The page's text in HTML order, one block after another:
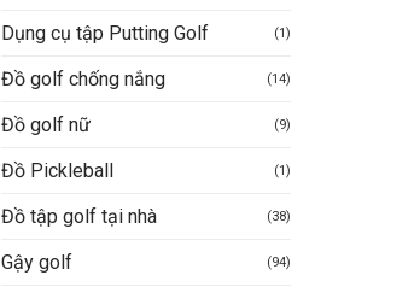
Dụng cụ tập Putting Golf (1)
Đồ golf chống nắng (14)
Đồ golf nữ (9)
Đồ Pickleball (1)
Đồ tập golf tại nhà (38)
Gậy golf (94)